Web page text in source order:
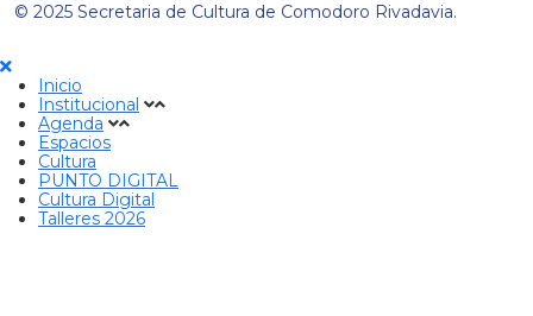
© 2025 Secretaria de Cultura de Comodoro Rivadavia.
Inicio
Institucional
Agenda
Espacios
Cultura
PUNTO DIGITAL
Cultura Digital
Talleres 2026